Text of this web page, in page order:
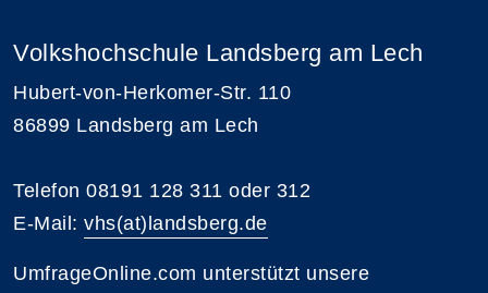
Volkshochschule Landsberg am Lech
Hubert-von-Herkomer-Str. 110
86899 Landsberg am Lech
Telefon 08191 128 311 oder 312
E-Mail: vhs(at)landsberg.de
UmfrageOnline.com unterstützt unsere